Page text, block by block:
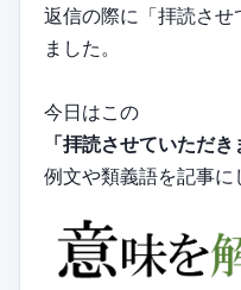
返信の際に「拝読さ
ました。
今日はこの
「拝読させていただ
例文や類義語を記事に